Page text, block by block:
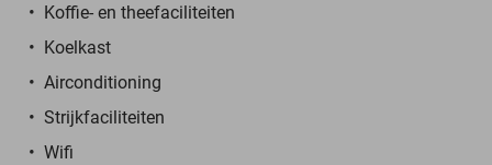
Koffie- en theefaciliteiten
Koelkast
Airconditioning
Strijkfaciliteiten
Wifi